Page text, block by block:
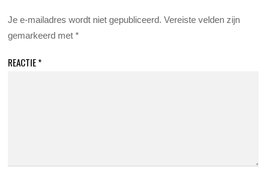
Je e-mailadres wordt niet gepubliceerd. Vereiste velden zijn
gemarkeerd met*
REACTIE*